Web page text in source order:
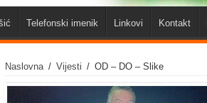
Telefonski imenik Linkovi Kontakt
Naslovna / Vijesti / OD – DO – Slike